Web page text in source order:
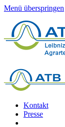
Menü überspringen
Kontakt
Presse